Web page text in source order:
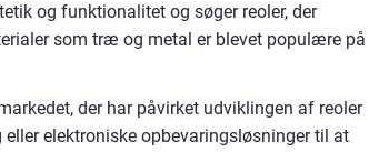
og funktionalitet og søger reoler, der
som træ og metal er blevet populære på
der har påvirket udviklingen af reoler
elektroniske opbevaringsløsninger til at